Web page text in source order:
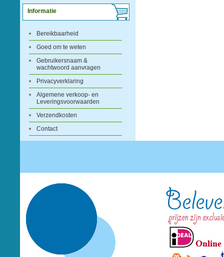
Informatie
Bereikbaarheid
Goed om te weten
Gebruikersnaam &
wachtwoord aanvragen
Privacyverklaring
Algemene verkoop- en
Leveringsvoorwaarden
Verzendkosten
Contact